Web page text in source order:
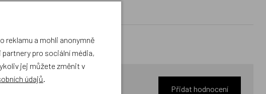
Přidat hodnocení
reklamu a mohli anonymně
pro sociální média,
jej můžete změnit v
údajů.